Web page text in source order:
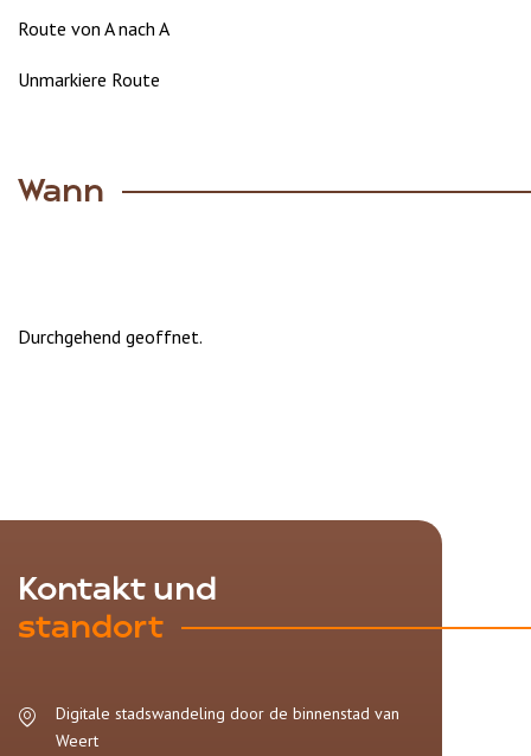
Route von A nach A
Unmarkiere Route
Wann
Durchgehend geoffnet.
Kontakt und
standort
Digitale stadswandeling door de binnenstad van
Weert